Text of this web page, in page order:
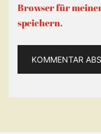
Browser für
speichern.